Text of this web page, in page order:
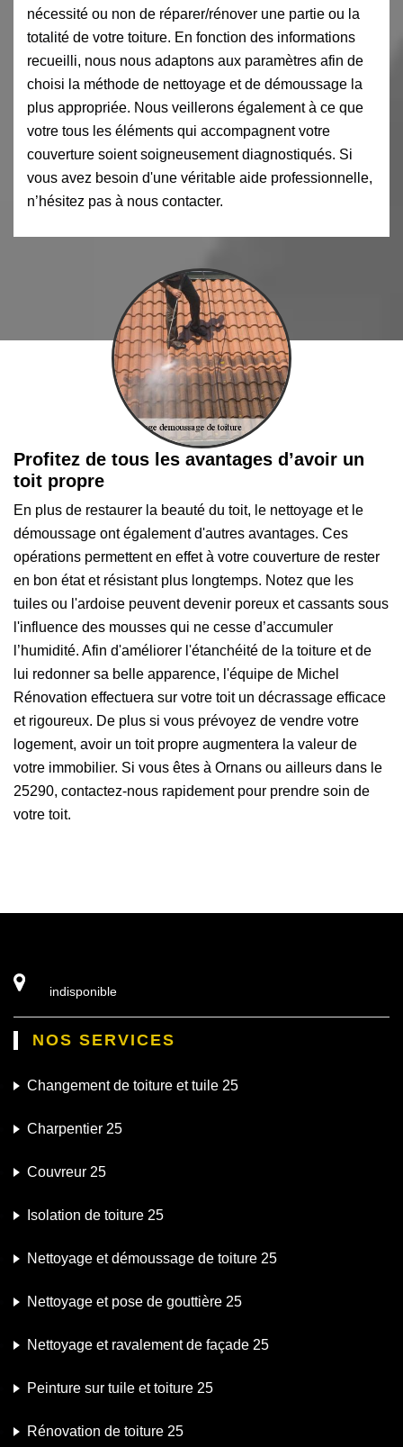
nécessité ou non de réparer/rénover une partie ou la
totalité de votre toiture. En fonction des informations
recueilli, nous nous adaptons aux paramètres afin de
choisi la méthode de nettoyage et de démoussage la
plus appropriée. Nous veillerons également à ce que
votre tous les éléments qui accompagnent votre
couverture soient soigneusement diagnostiqués. Si
vous avez besoin d'une véritable aide professionnelle,
n’hésitez pas à nous contacter.
Profitez de tous les avantages d’avoir un
toit propre
En plus de restaurer la beauté du toit, le nettoyage et le
démoussage ont également d'autres avantages. Ces
opérations permettent en effet à votre couverture de rester
en bon état et résistant plus longtemps. Notez que les
tuiles ou l'ardoise peuvent devenir poreux et cassants sous
l'influence des mousses qui ne cesse d’accumuler
l’humidité. Afin d'améliorer l'étanchéité de la toiture et de
lui redonner sa belle apparence, l'équipe de Michel
Rénovation effectuera sur votre toit un décrassage efficace
et rigoureux. De plus si vous prévoyez de vendre votre
logement, avoir un toit propre augmentera la valeur de
votre immobilier. Si vous êtes à Ornans ou ailleurs dans le
25290, contactez-nous rapidement pour prendre soin de
votre toit.
indisponible
NOS SERVICES
Changement de toiture et tuile 25
Charpentier 25
Couvreur 25
Isolation de toiture 25
Nettoyage et démoussage de toiture 25
Nettoyage et pose de gouttière 25
Nettoyage et ravalement de façade 25
Peinture sur tuile et toiture 25
Rénovation de toiture 25